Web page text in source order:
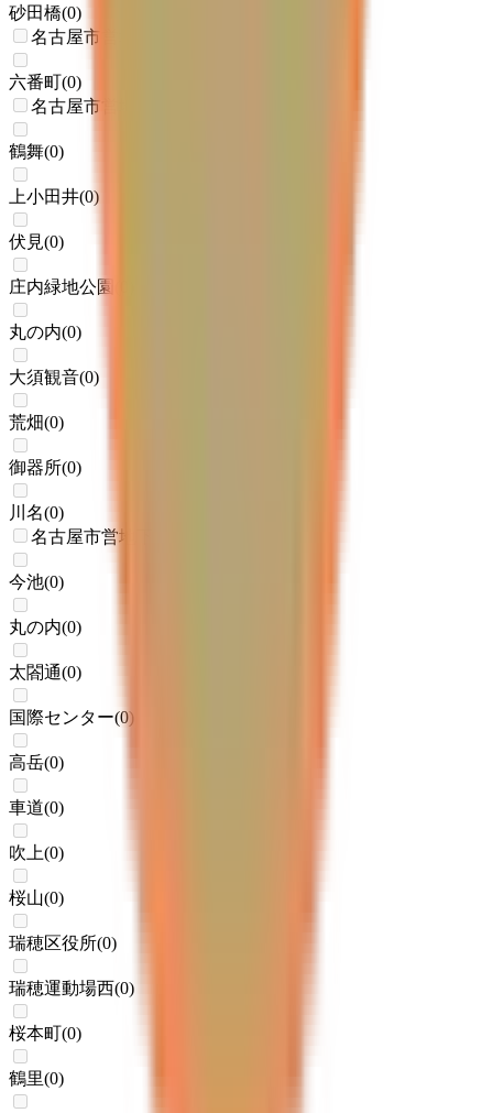
砂田橋(0)
名古屋市営地下鉄名港線
六番町(0)
名古屋市営地下鉄鶴舞線
鶴舞(0)
上小田井(0)
伏見(0)
庄内緑地公園
丸の内(0)
大須観音(0)
荒畑(0)
御器所(0)
川名(0)
名古屋市営地下鉄桜通線
今池(0)
丸の内(0)
太閤通(0)
国際センター(0)
高岳(0)
車道(0)
吹上(0)
桜山(0)
瑞穂区役所(0)
瑞穂運動場西(0)
桜本町(0)
鶴里(0)